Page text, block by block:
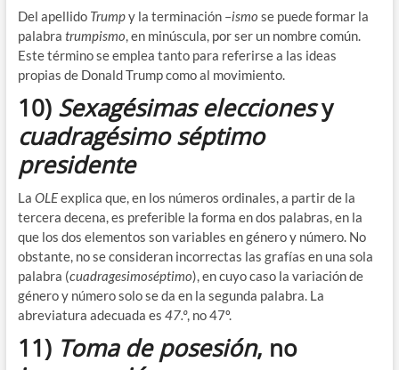
Del apellido Trumpy la terminación –ismo se puede formar la
palabra trumpismo , en minúscula, por ser un nombre común.
Este término se emplea tanto para referirse a las ideas
propias de Donald Trump como al movimiento.
10) Sexagésimas eleccionesy
cuadragésimo séptimo
presidente
La OLEexplica que, en los números ordinales, a partir de la
tercera decena, es preferible la forma en dos palabras, en la
que los dos elementos son variables en género y número. No
obstante, no se consideran incorrectas las grafías en una sola
palabra (cuadragesimoséptimo), en cuyo caso la variación de
género y número solo se da en la segunda palabra. La
abreviatura adecuada es 47.º, no 47º.
11) Toma de posesión, no